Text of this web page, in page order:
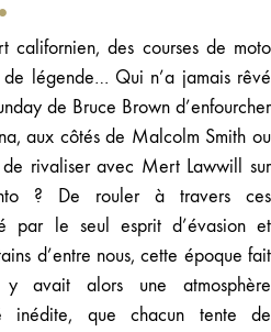
californien, des courses de moto
de légende… Qui n’a jamais rêvé
de Bruce Brown d’enfourcher
aux côtés de Malcolm Smith ou
rivaliser avec Mert Lawwill sur
? De rouler à travers ces
par le seul esprit d’évasion et
d’entre nous, cette époque fait
avait alors une atmosphère
inédite, que chacun tente de